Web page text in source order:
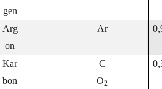
gen
Arg
on
Ar
Kar
bon
C
O2